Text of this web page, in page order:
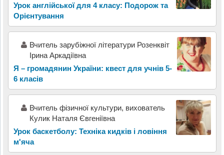
Урок англійської для 4 класу: Подорож та
Орієнтування
Вчитель зарубіжної літератури Розенквіт
Ірина Аркадіївна
Я – громадянин України: квест для учнів 5-
6 класів
Вчитель фізичної культури, вихователь
Кулик Наталя Євгеніївна
Урок баскетболу: Техніка кидків і ловіння
м'яча